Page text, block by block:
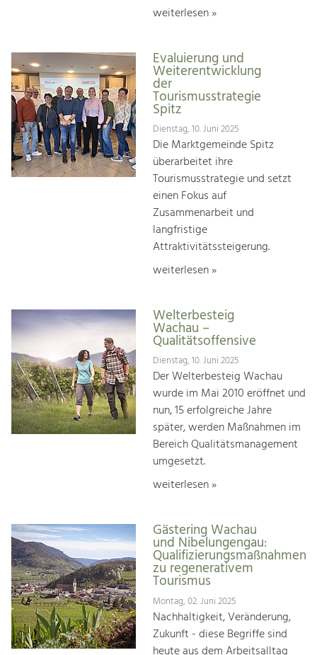
weiterlesen »
Evaluierung und
Weiterentwicklung
der
Tourismusstrategie
Spitz
Dienstag, 10. Juni 2025
Die Marktgemeinde Spitz
überarbeitet ihre
Tourismusstrategie und setzt
einen Fokus auf
Zusammenarbeit und
langfristige
Attraktivitätssteigerung.
weiterlesen »
Welterbesteig
Wachau –
Qualitätsoffensive
Dienstag, 10. Juni 2025
Der Welterbesteig Wachau
wurde im Mai 2010 eröffnet und
nun, 15 erfolgreiche Jahre
später, werden Maßnahmen im
Bereich Qualitätsmanagement
umgesetzt.
weiterlesen »
Gästering Wachau
und Nibelungengau:
Qualifizierungsmaßnahmen
zu regenerativem
Tourismus
Montag, 02. Juni 2025
Nachhaltigkeit, Veränderung,
Zukunft - diese Begriffe sind
heute aus dem Arbeitsalltag